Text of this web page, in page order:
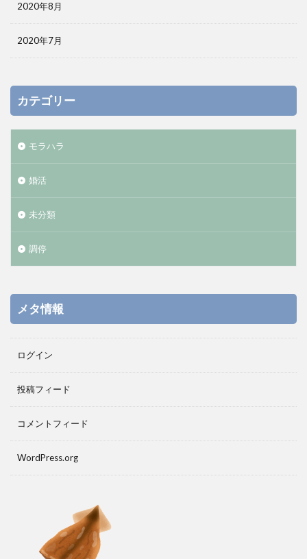
2020年8月
2020年7月
カテゴリー
モラハラ
婚活
未分類
調停
メタ情報
ログイン
投稿フィード
コメントフィード
WordPress.org